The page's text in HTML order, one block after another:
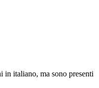
in italiano, ma sono presenti